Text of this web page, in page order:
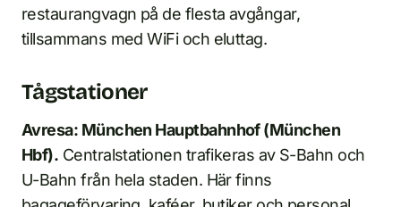
restaurangvagn på de flesta avgångar,
tillsammans med WiFi och eluttag.
Tågstationer
Avresa: München Hauptbahnhof (München
Hbf). Centralstationen trafikeras av S-Bahn och
U-Bahn från hela staden. Här finns